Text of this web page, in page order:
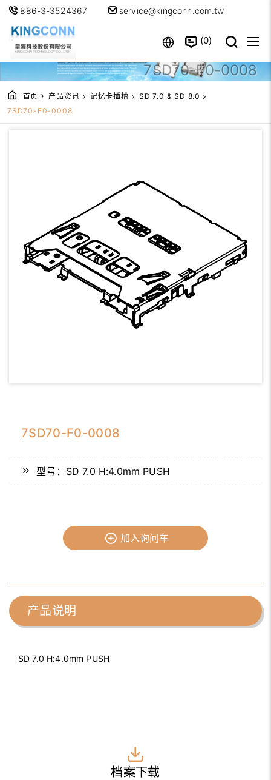
886-3-3524367 service@kingconn.com.tw
0
7SD70-F0-0008
首页 产品资讯 记忆卡插槽
SD 7.0 & SD 8.0
7SD70-F0-0008
7SD70-F0-0008
型号：SD 7.0 H:4.0mm PUSH
加入询问车
产品说明
SD 7.0 H:4.0mm PUSH
档案下载